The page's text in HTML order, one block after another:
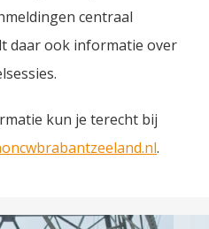
centraal
daar ook informatie over
kun je terecht bij
.